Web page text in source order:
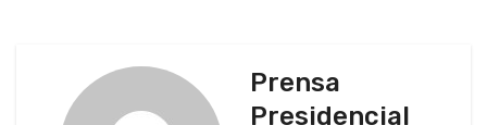
Prensa
Presidencial